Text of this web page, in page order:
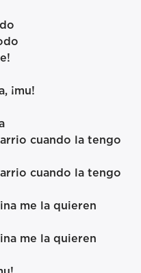
¡mu!
cuando la tengo
cuando la tengo
me la quieren
me la quieren